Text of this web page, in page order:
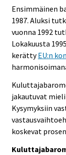
Ensimmäinen
1987. Aluksi
vuonna 1992
Lokakuusta
kerättyEU:n
jakautuvat
Kysymyksiin
koskevat